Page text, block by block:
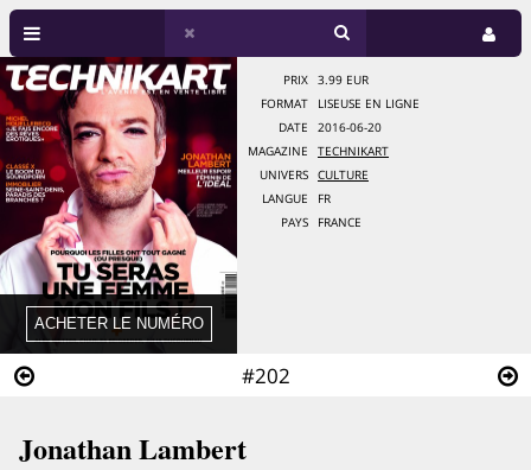
#202
PRIX
3.99 EUR
FORMAT
LISEUSE EN LIGNE
DATE
2016-06-20
MAGAZINE
TECHNIKART
UNIVERS
CULTURE
LANGUE
FR
PAYS
FRANCE
Jonathan Lambert